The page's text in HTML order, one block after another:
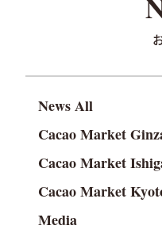
News All
Cacao Market
Cacao Market
Cacao Market
Media